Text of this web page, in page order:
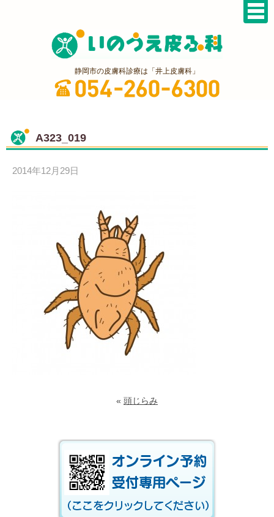
静岡市の皮膚科診療は「井上皮膚科」
A323_019
2014年12月29日
« 頭じらみ